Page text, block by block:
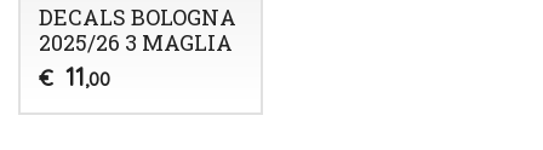
DECALS BOLOGNA
2025/26 3 MAGLIA
€ 11,00